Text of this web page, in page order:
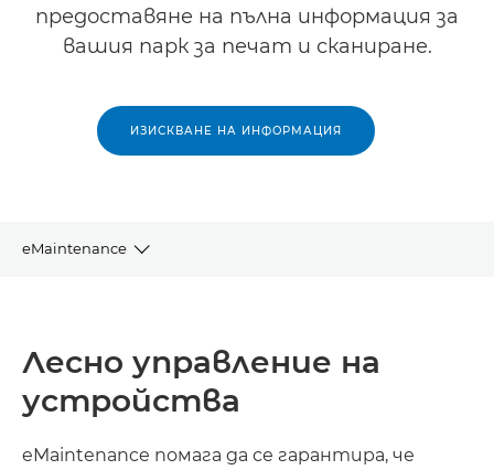
предоставяне на пълна информация за
вашия парк за печат и сканиране.
ИЗИСКВАНЕ НА ИНФОРМАЦИЯ
eMaintenance
ПРЕДИМСТВА
ЖИЗНЕН ЦИКЪЛ НА ИЗПЪЛНЕНИЕ
Лесно управление на
устройства
eMaintenance помага да се гарантира, че